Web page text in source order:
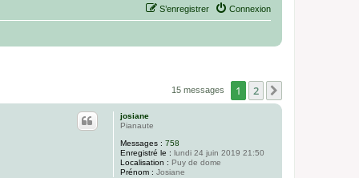
Connexion
S’enregistrer
15 messages 1 2
josiane
Pianaute
Messages : 758
Enregistré le : lundi 24 juin 2019 21:50
Localisation : Puy de dome
Prénom : Josiane